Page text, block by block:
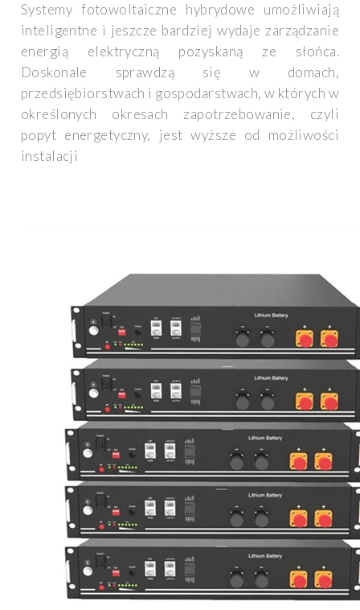
Systemy fotowoltaiczne hybrydowe umożliwiają
inteligentne i jeszcze bardziej wydaje zarządzanie
energią elektryczną pozyskaną ze słońca.
Doskonale sprawdzą się w domach,
przedsiębiorstwach i gospodarstwach, w których w
określonych okresach zapotrzebowanie, czyli
popyt energetyczny, jest wyższe od możliwości
instalacji